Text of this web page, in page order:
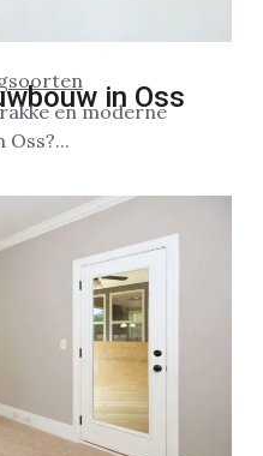
in Oss
en moderne